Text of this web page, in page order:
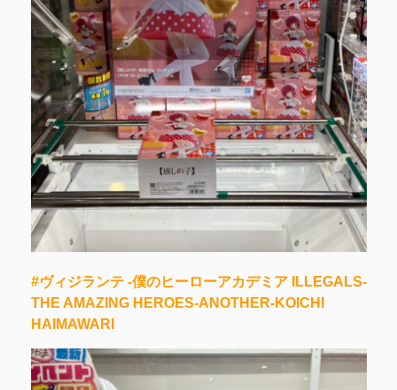
#ヴィジランテ -僕のヒーローアカデミア ILLEGALS-
THE AMAZING HEROES-ANOTHER-KOICHI
HAIMAWARI